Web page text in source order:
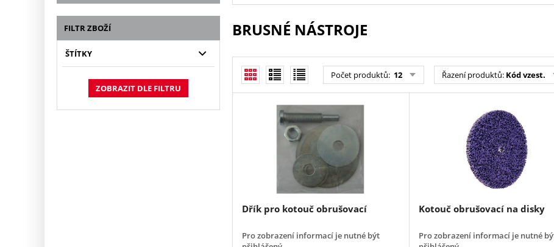
FILTR ZBOŽÍ
ŠTÍTKY
ZOBRAZIT DLE FILTRU
BRUSNÉ NÁSTROJE
Počet produktů: 12 Řazení produktů: Kód vzest.
Dřík pro kotouč obrušovací
Pro zobrazení informací je nutné být
Kotouč obrušovací na disky
Pro zobrazení informací je nutné